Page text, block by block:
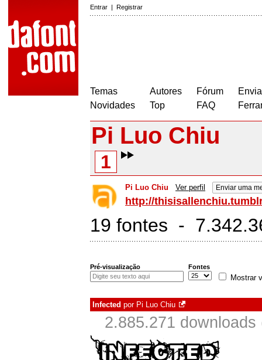
Entrar | Registrar
Temas
Novidades
Autores
Top
Fórum
FAQ
Pi Luo Chiu
1
Pi Luo Chiu Ver perfil Enviar uma
http://
19 fontes -
Pré-visualização Fontes
Mostrar
Infected por Pi Luo Chiu
2.885.271 downloads